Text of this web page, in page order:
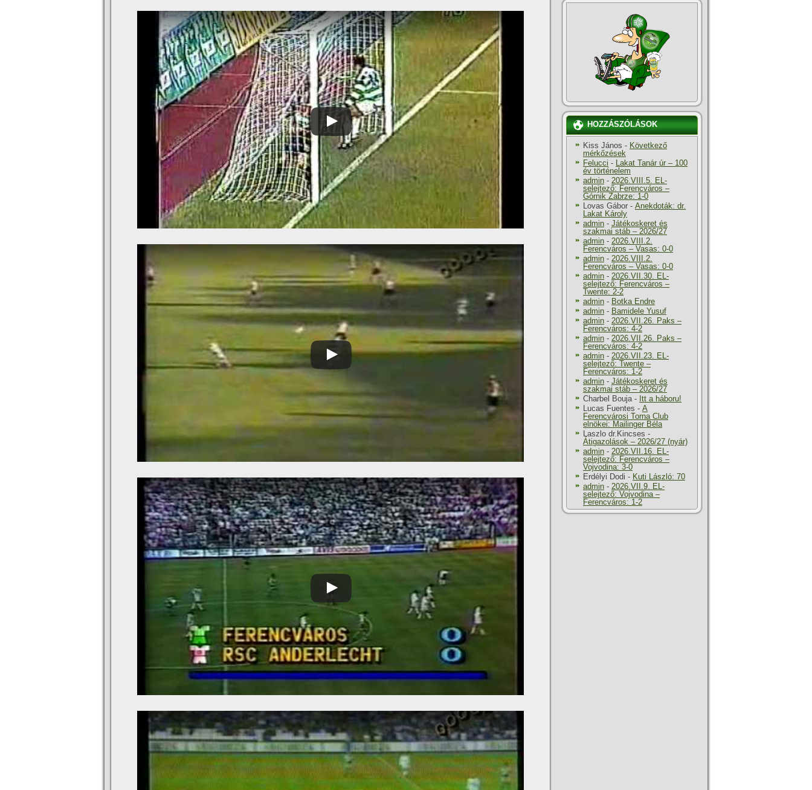
HOZZÁSZÓLÁSOK
Kiss János - Következő
mérkőzések
Felucci - Lakat Tanár úr – 100
év történelem
admin - 2026.VIII.5. EL-
selejtező: Ferencváros –
Górnik Zabrze: 1-0
Lovas Gábor - Anekdoták: dr.
Lakat Károly
admin - Játékoskeret és
szakmai stáb – 2026/27
admin - 2026.VIII.2.
Ferencváros – Vasas: 0-0
admin - 2026.VIII.2.
Ferencváros – Vasas: 0-0
admin - 2026.VII.30. EL-
selejtező: Ferencváros –
Twente: 2-2
admin - Botka Endre
admin - Bamidele Yusuf
admin - 2026.VII.26. Paks –
Ferencváros: 4-2
admin - 2026.VII.26. Paks –
Ferencváros: 4-2
admin - 2026.VII.23. EL-
selejtező: Twente –
Ferencváros: 1-2
admin - Játékoskeret és
szakmai stáb – 2026/27
Charbel Bouja- Itt a háboru!
Lucas Fuentes - A
Ferencvárosi Torna Club
elnökei: Mailinger Béla
Laszlo dr.Kincses -
Átigazolások – 2026/27 (nyár)
admin - 2026.VII.16. EL-
selejtező: Ferencváros –
Vojvodina: 3-0
Erdélyi Dodi - Kuti László: 70
admin - 2026.VII.9. EL-
selejtező: Vojvodina –
Ferencváros: 1-2